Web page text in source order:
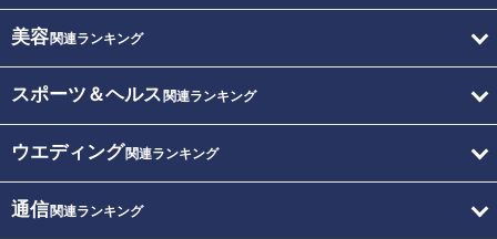
美容関連ランキング
スポーツ＆ヘルス 関連ランキング
ウエディング関連ランキング
通信関連ランキング